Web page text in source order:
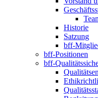
Historie
Satzung
bff-
bff-Positionen
bff-